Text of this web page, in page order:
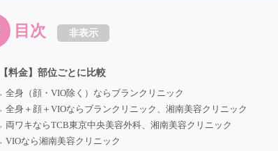
目次 非表示
【料金】部位ごとに比較
全身（顔・VIO除く）ならブランクリニック
全身＋顔＋VIOならブランクリニック、湘南美容クリニック
両ワキならTCB東京中央美容外科、湘南美容クリニック
VIOなら湘南美容クリニック